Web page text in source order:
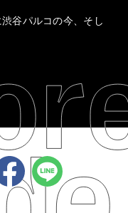
谷パルコの今、そし